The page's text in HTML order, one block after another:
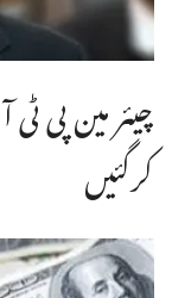
چیئر مین پی ٹی
کرگئیں